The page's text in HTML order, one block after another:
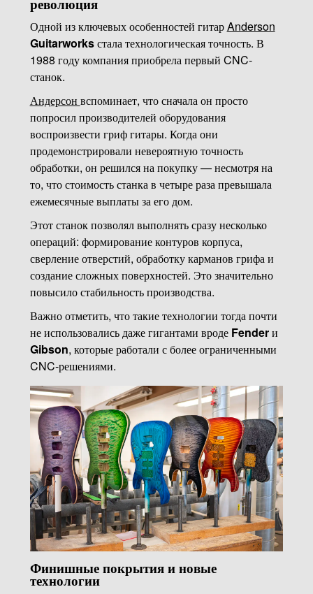
революция
Одной из ключевых особенностей гитарAnderson
Guitarworksстала технологическая точность. В
1988 году компания приобрела первый CNC-
станок.
Андерсон вспоминает, что сначала он просто
попросил производителей оборудования
воспроизвести гриф гитары. Когда они
продемонстрировали невероятную точность
обработки, он решился на покупку — несмотря на
то, что стоимость станка в четыре раза превышала
ежемесячные выплаты за его дом.
Этот станок позволял выполнять сразу несколько
операций: формирование контуров корпуса,
сверление отверстий, обработку карманов грифа и
создание сложных поверхностей. Это значительно
повысило стабильность производства.
Важно отметить, что такие технологии тогда почти
не использовались даже гигантами вроде Fenderи
Gibson, которые работали с более ограниченными
CNC-решениями.
Финишные покрытия и новые
технологии